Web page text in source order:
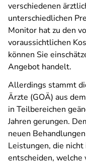
verschiedenen
unterschiedlichen
Monitor hat zu den
voraussichtlichen
können Sie
Angebot handelt.
Allerdings stammt
Ärzte (GOÄ) aus
in Teilbereichen
Jahren gerungen.
neuen
Leistungen, die
entscheiden, welche